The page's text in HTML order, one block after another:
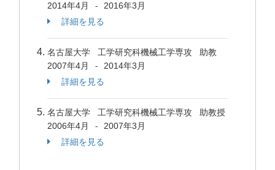
2014年4月
-
2016年3月
詳細を見る
名古屋大学 工学研究科機械工学専攻 助教
2007年4月
-
2014年3月
詳細を見る
名古屋大学 工学研究科機械工学専攻 助教授
2006年4月
-
2007年3月
詳細を見る